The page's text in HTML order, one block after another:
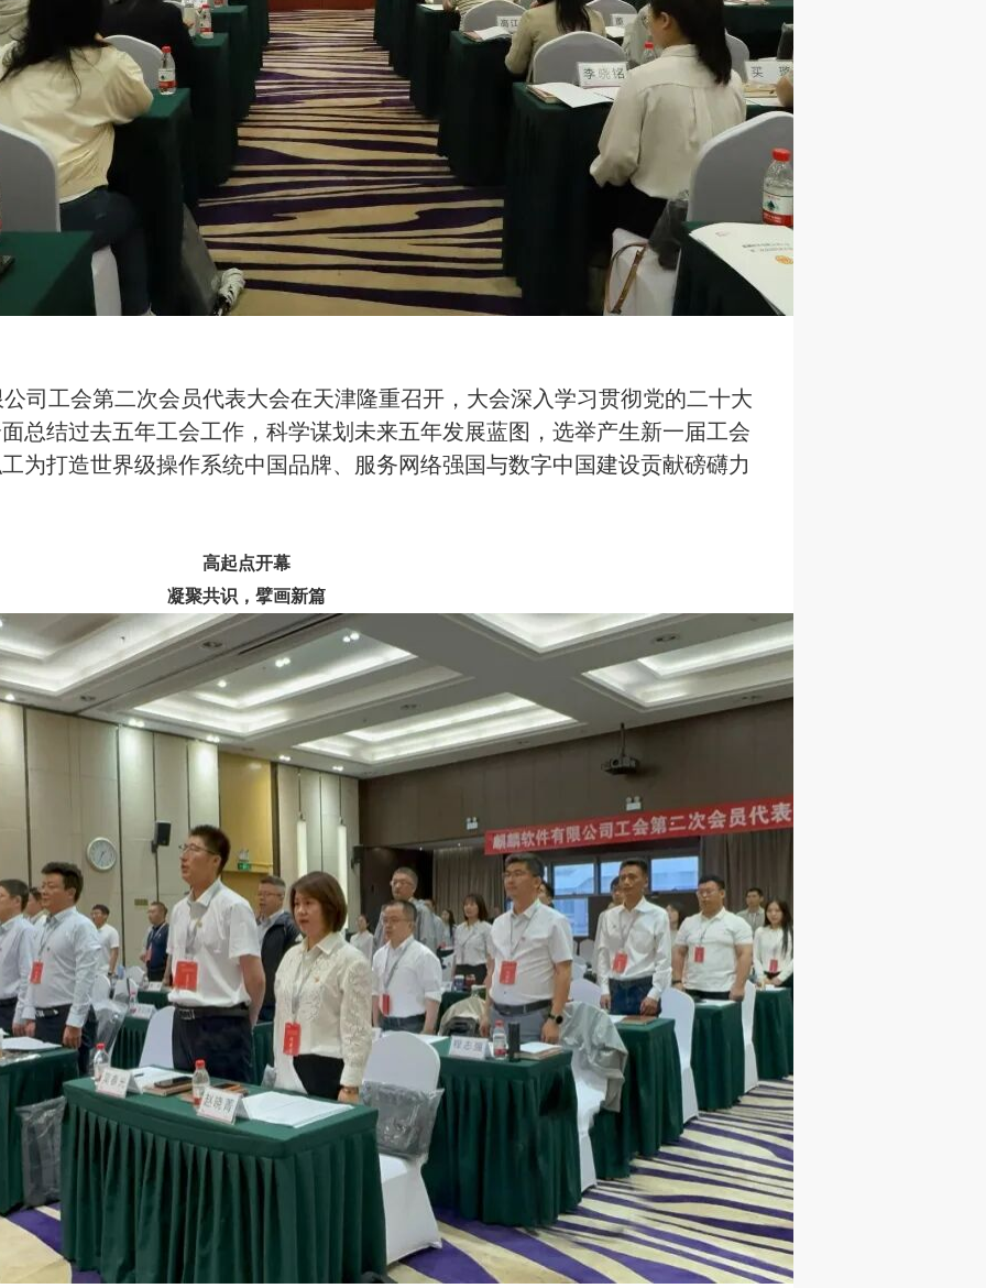
司工会第二次会员代表大会在天津隆重召开，大会深入学习贯彻党的二十大
总结过去五年工会工作，科学谋划未来五年发展蓝图，选举产生新一届工会
为打造世界级操作系统中国品牌、服务网络强国与数字中国建设贡献磅礴力
高起点开幕
凝聚共识，擘画新篇